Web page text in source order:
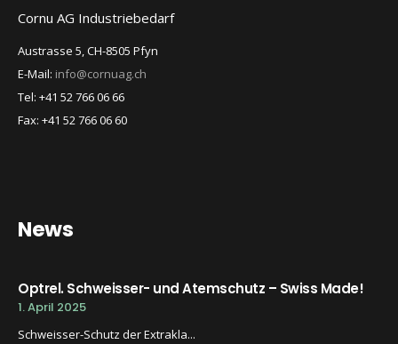
Cornu AG Industriebedarf
Austrasse 5, CH-8505 Pfyn
E-Mail: info@cornuag.ch
Tel: +41 52 766 06 66
Fax: +41 52 766 06 60
News
Optrel. Schweisser- und Atemschutz – Swiss Made!
1. April 2025
Schweisser-Schutz der Extrakla...